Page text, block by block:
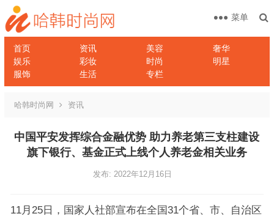
首页 资讯 美容
奢华
娱乐
彩妆 时尚
明星
服饰
生活 专栏
菜单
哈韩时尚网 资讯
中国平安发挥综合金融优势 助力养老第三支柱建设
旗下银行、基金正式上线个人养老金相关业务
发布: 2022年12月16日
11月25日，国家人社部宣布在全国31个省、市、自治区